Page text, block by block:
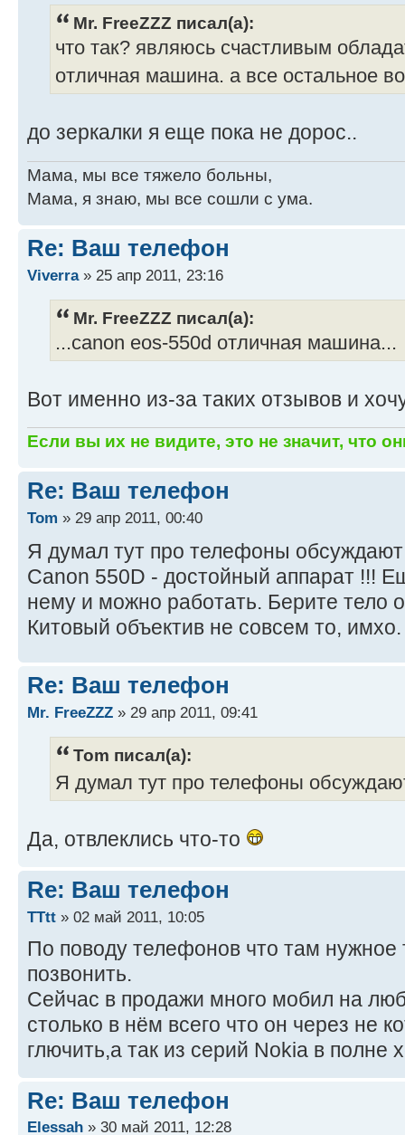
Mr. FreeZZZ писал(а):
что так? являюсь счастливым
отличная машина. а все остальное
до зеркалки я еще пока не дорос..
Мама, мы все тяжело больны,
Мама, я знаю, мы все сошли с ума.
Re: Ваш телефон
Viverra» 25 апр 2011, 23:16
Mr. FreeZZZ писал(а):
...canon eos-550d отличная машина...
Вот именно из-за таких отзывов и
Если вы их не видите, это не значит, что
Re: Ваш телефон
Tom » 29 апр 2011, 00:40
Я думал тут про телефоны
Canon 550D - достойный аппарат !!!
нему и можно работать. Берите тело
Китовый объектив не совсем то, имхо.
Re: Ваш телефон
Mr. FreeZZZ » 29 апр 2011, 09:41
Tom писал(а):
Я думал тут про телефоны
Да, отвлеклись что-то
Re: Ваш телефон
TTtt » 02 май 2011, 10:05
По поводу телефонов что там нужное
позвонить.
Сейчас в продажи много мобил на
столько в нём всего что он через не
глючить,а так из серий Nokia в полне
Re: Ваш телефон
Elessah » 30 май 2011, 12:28